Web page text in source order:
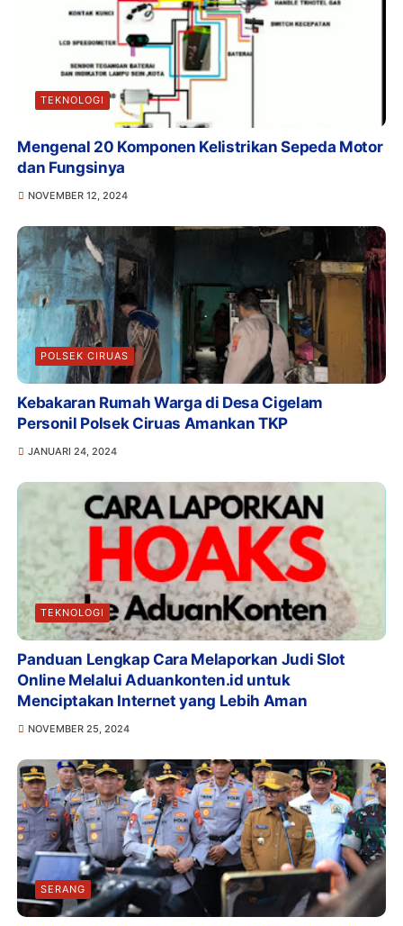
TEKNOLOGI
Mengenal 20 Komponen Kelistrikan Sepeda Motor
dan Fungsinya
NOVEMBER 12, 2024
POLSEK CIRUAS
Kebakaran Rumah Warga di Desa Cigelam
Personil Polsek Ciruas Amankan TKP
JANUARI 24, 2024
TEKNOLOGI
Panduan Lengkap Cara Melaporkan Judi Slot
Online Melalui Aduankonten.id untuk
Menciptakan Internet yang Lebih Aman
NOVEMBER 25, 2024
SERANG